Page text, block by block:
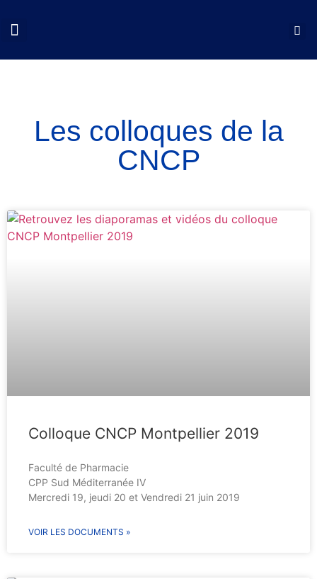
Les colloques de la
CNCP
Colloque CNCP Montpellier 2019
Faculté de Pharmacie
CPP Sud Méditerranée IV
Mercredi 19, jeudi 20 et Vendredi 21 juin 2019
VOIR LES DOCUMENTS »